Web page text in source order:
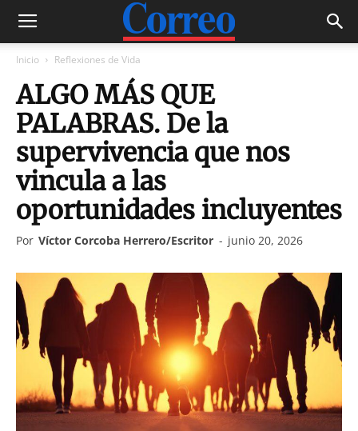
Inicio Reflexiones de Vida
ALGO MÁS QUE
PALABRAS. De la
supervivencia que nos
vincula a las
oportunidades incluyentes
Por Víctor Corcoba Herrero/Escritor - junio 20, 2026